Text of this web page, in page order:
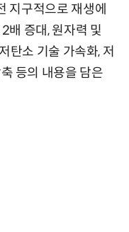
지구적으로 재생에
배 증대, 원자력 및
탄소 기술 가속화, 저
등의 내용을 담은